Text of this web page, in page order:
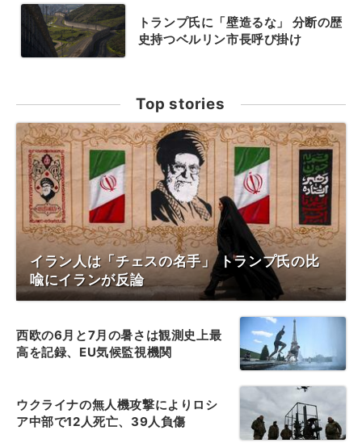
トランプ氏に「壁造るな」 分断の歴
史持つベルリン市長呼び掛け
Top stories
イラン人は「チェスの名手」 トランプ氏の比
喩にイランが反論
西欧の6月と7月の暑さは観測史上最
高を記録、EU気候監視機関
ウクライナの無人機攻撃によりロシ
ア中部で12人死亡、39人負傷